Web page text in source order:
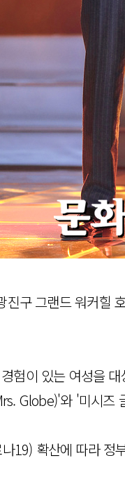
구 그랜드 워커힐
험이 있는 여성을
Globe)'와 '미시
19) 확산에 따라